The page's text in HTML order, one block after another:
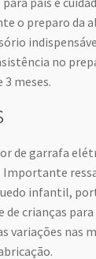
o preparo da
no
meses.
de garrafa
Importante
infantil,
crianças
variações nas